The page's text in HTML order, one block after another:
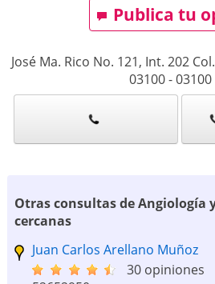
Publica tu
José Ma. Rico No. 121, Int. 202
03100-03100
Otras consultas de Angiología
cercanas
Juan Carlos Arellano Muñoz
30 opiniones